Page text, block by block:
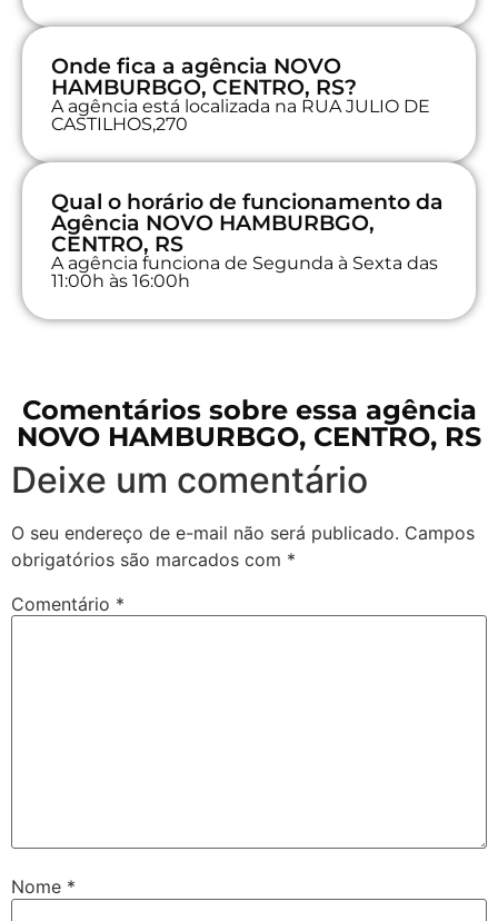
Onde fica a agência NOVO
HAMBURBGO, CENTRO, RS?
A agência está localizada na RUA JULIO DE
CASTILHOS,270
Qual o horário de funcionamento da
Agência NOVO HAMBURBGO,
CENTRO, RS
A agência funciona de Segunda à Sexta das
11:00h às 16:00h
Comentários sobre essa agência
NOVO HAMBURBGO, CENTRO, RS
Deixe um comentário
O seu endereço de e-mail não será publicado. Campos
obrigatórios são marcados com *
Comentário *
Nome *